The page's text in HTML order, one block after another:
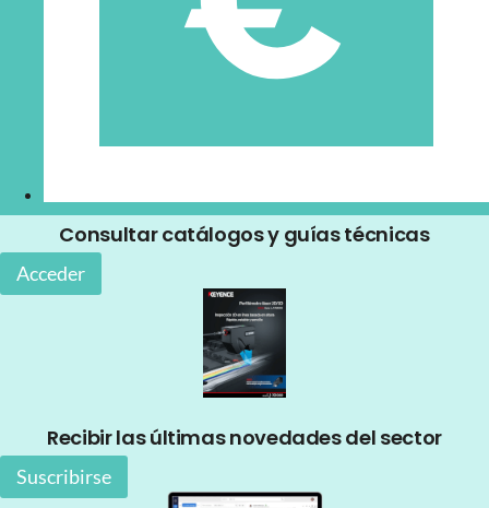
Consultar catálogos y guías técnicas
Acceder
Recibir las últimas novedades del sector
Suscribirse